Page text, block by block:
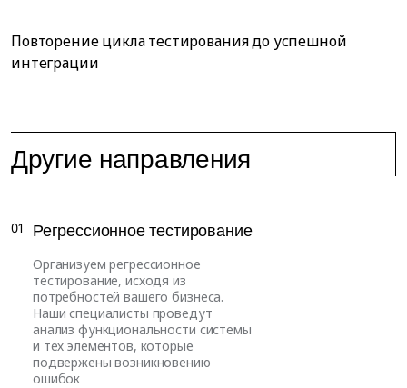
Повторение цикла тестирования до успешной
интеграции
Другие направления
Регрессионное тестирование
Организуем регрессионное
тестирование, исходя из
потребностей вашего бизнеса.
Наши специалисты проведут
анализ функциональности системы
и тех элементов, которые
подвержены возникновению
ошибок
01